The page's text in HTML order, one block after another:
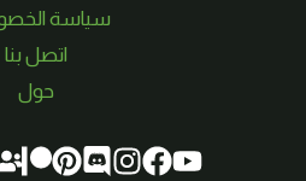
سياسة
اتصل بنا
حول